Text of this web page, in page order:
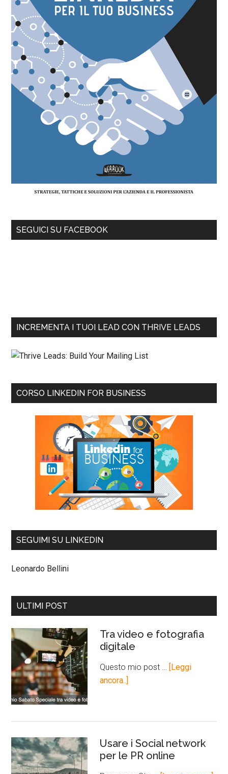
SEGUICI SU FACEBOOK
INCREMENTA I TUOI LEAD CON THRIVE LEADS
CORSO LINKEDIN FOR BUSINESS
SEGUIMI SU LINKEDIN
Leonardo Bellini
ULTIMI POST
Tra video e fotografia
digitale
Questo mio post … [Leggi
ancora..]
Usare i Social network
per le PR online